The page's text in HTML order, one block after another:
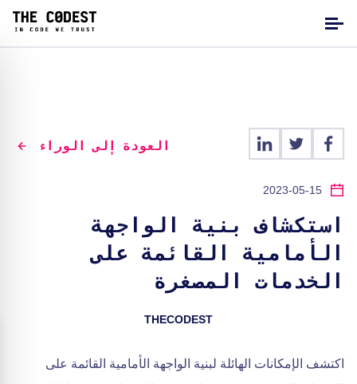
العودة إلى الوراء
2023-05-15
استكشاف بنية الواجهة
الأمامية القائمة على
الخدمات المصغرة
THECODEST
اكتشف الإمكانات الهائلة لبنية الواجهة الأمامية القائمة على